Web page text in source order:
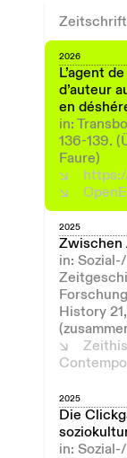
2026
L’agent
d’auteur
en
in:
136-139.
Faure)
2025
Zwischen
in:
History
2025
Die
in: